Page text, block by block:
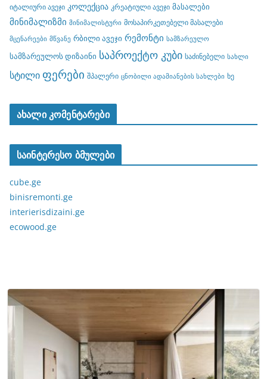
იტალიური ავეჯი კოლექცია კრეატიული ავეჯი მასალები
მინიმალიზმი მინიმალისტური მოსაპირკეთებელი მასალები
მცენარეები მწვანე რბილი ავეჯი რემონტი სამზარეულო
სამზარეულოს დიზაინი საპროექტო კუბი საძინებელი სახლი
სტილი ფერები შპალერი ცნობილი ადამიანების სახლები ხე
ახალი კომენტარები
საინტერესო ბმულები
cube.ge
binisremonti.ge
interierisdizaini.ge
ecowood.ge